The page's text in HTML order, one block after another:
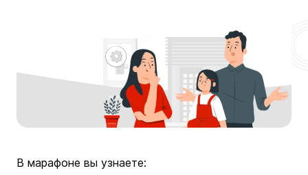
В марафоне вы узнаете: